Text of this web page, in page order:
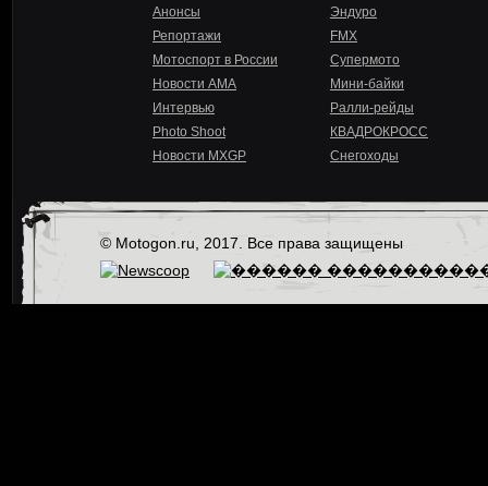
Анонсы
Репортажи
Мотоспорт в России
Новости AMA
Интервью
Photo Shoot
Новости MXGP
Эндуро
FMX
Супермото
Мини-байки
Ралли-рейды
КВАДРОКРОСС
Снегоходы
© Motogon.ru, 2017. Все права защищены